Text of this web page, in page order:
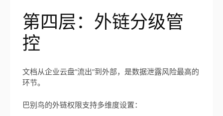
第四层：外链分级管
控
文档从企业云盘”流出”到外部，是数据泄露风险最高的
环节。
巴别鸟的外链权限支持多维度设置：